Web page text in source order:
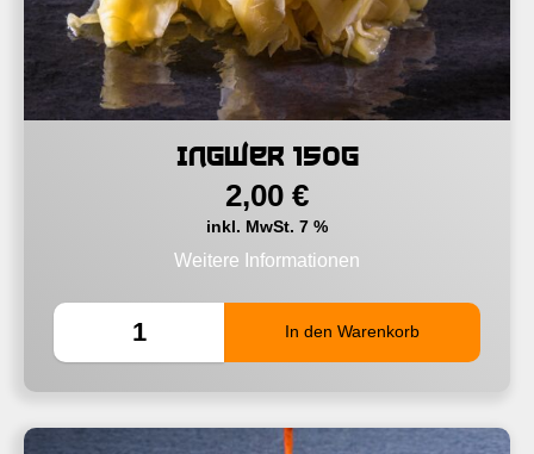
Ingwer 150g
2,00 €
inkl. MwSt. 7 %
Weitere Informationen